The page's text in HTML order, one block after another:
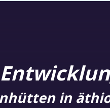
in